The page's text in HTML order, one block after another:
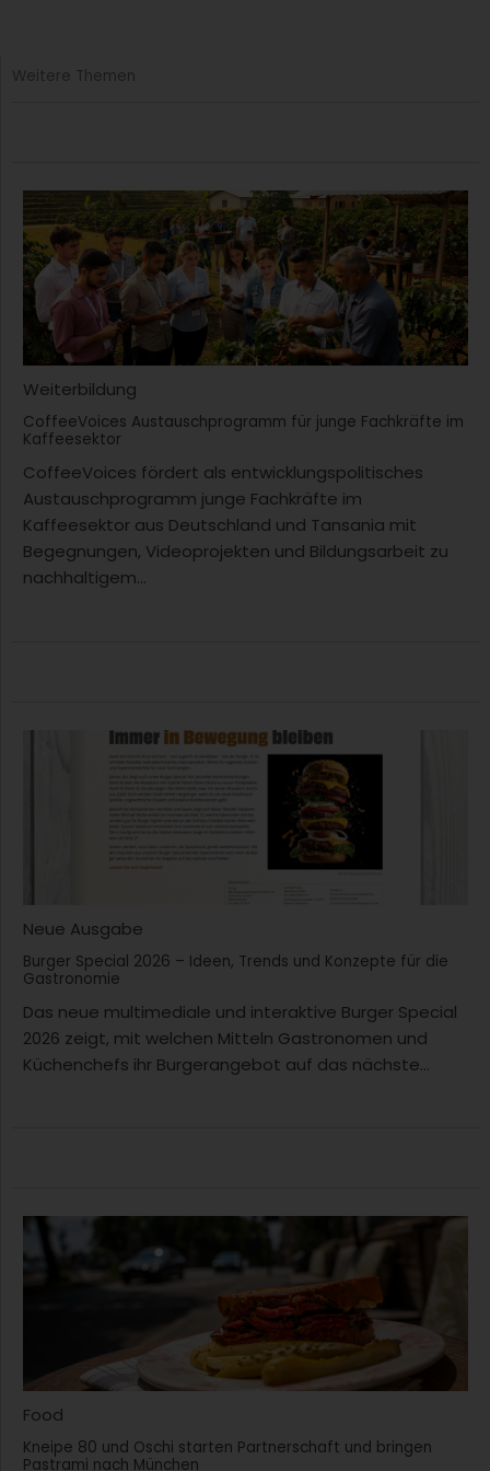
Weitere Themen
Weiterbildung
CoffeeVoices Austauschprogramm für junge Fachkräfte im
Kaffeesektor
CoffeeVoices fördert als entwicklungspolitisches
Austauschprogramm junge Fachkräfte im
Kaffeesektor aus Deutschland und Tansania mit
Begegnungen, Videoprojekten und Bildungsarbeit zu
nachhaltigem...
Neue Ausgabe
Burger Special 2026 – Ideen, Trends und Konzepte für die
Gastronomie
Das neue multimediale und interaktive Burger Special
2026 zeigt, mit welchen Mitteln Gastronomen und
Küchenchefs ihr Burgerangebot auf das nächste...
Food
Kneipe 80 und Oschi starten Partnerschaft und bringen
Pastrami nach München